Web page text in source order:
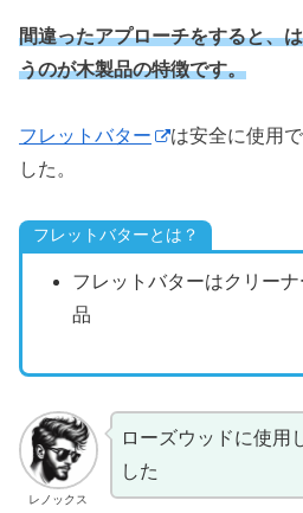
間違ったアプローチをすると、
うのが木製品の特徴です。
フレットバター
は安全に使用
した。
フレットバターとは？
フレットバターはクリー
品
レノックス
ローズウッドに使用
した